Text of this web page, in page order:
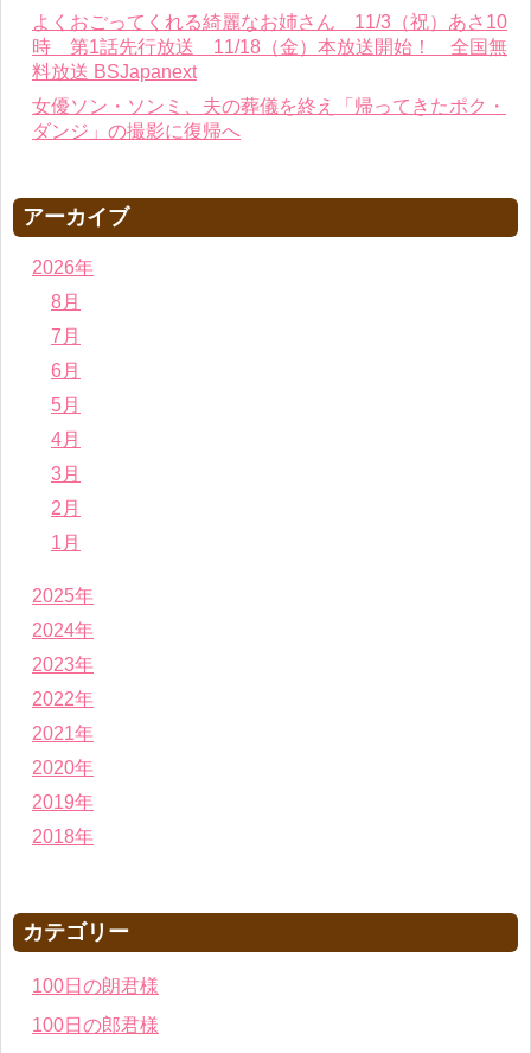
よくおごってくれる綺麗なお姉さん 11/3（祝）あさ10
時 第1話先行放送 11/18（金）本放送開始！ 全国無
料放送 BSJapanext
女優ソン・ソンミ、夫の葬儀を終え「帰ってきたポク・
ダンジ」の撮影に復帰へ
アーカイブ
2026年
8月
7月
6月
5月
4月
3月
2月
1月
2025年
2024年
2023年
2022年
2021年
2020年
2019年
2018年
カテゴリー
100日の朗君様
100日の郎君様